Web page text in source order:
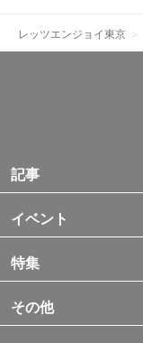
レッツエンジョイ東京
記事
イベント
特集
その他